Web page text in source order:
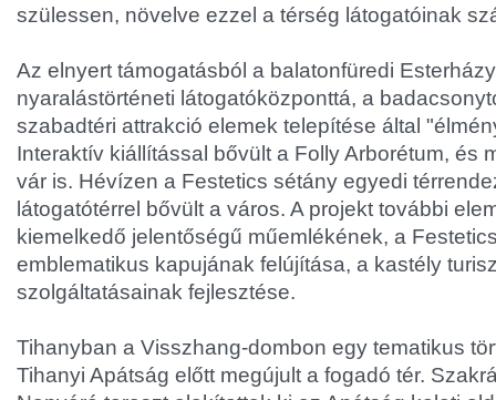
szülessen, növelve ezzel a térség látogatóinak
Az elnyert támogatásból a balatonfüredi
nyaralástörténeti látogatóközponttá, a
szabadtéri attrakció elemek telepítése által
Interaktív kiállítással bővült a Folly Arborétum, és
vár is. Hévízen a Festetics sétány egyedi
látogatótérrel bővült a város. A projekt további
kiemelkedő jelentőségű műemlékének, a
emblematikus kapujának felújítása, a kastély
szolgáltatásainak fejlesztése.
Tihanyban a Visszhang-dombon egy tematikus
Tihanyi Apátság előtt megújult a fogadó tér.